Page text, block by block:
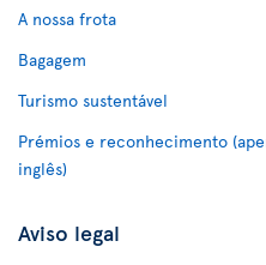
A nossa frota
Bagagem
Turismo sustentável
Prémios e reconhecimento
inglês)
Aviso legal